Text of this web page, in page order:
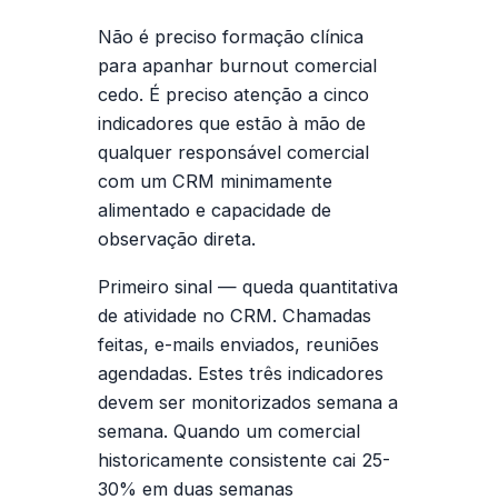
Não é preciso formação clínica
para apanhar burnout comercial
cedo. É preciso atenção a cinco
indicadores que estão à mão de
qualquer responsável comercial
com um CRM minimamente
alimentado e capacidade de
observação direta.
Primeiro sinal — queda quantitativa
de atividade no CRM. Chamadas
feitas, e-mails enviados, reuniões
agendadas. Estes três indicadores
devem ser monitorizados semana a
semana. Quando um comercial
historicamente consistente cai 25-
30% em duas semanas